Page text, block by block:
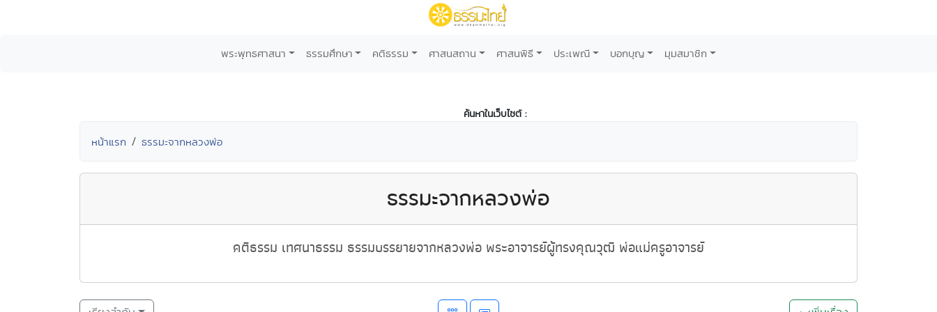
พระพุทธศาสนา ธรรมศึกษา คติธรรม ศาสนสถาน ศาสนพิธี ประเพณี บอกบุญ มุมสมาชิก
ค้นหาในเว็บไซต์ :
หน้าแรก ธรรมะจากหลวงพ่อ
ธรรมะจากหลวงพ่อ
คติธรรม เทศนาธรรม ธรรมบรรยายจากหลวงพ่อ พระอาจารย์ผู้ทรงคุณวุฒิ พ่อแม่ครูอาจารย์